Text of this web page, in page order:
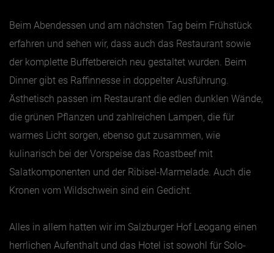
Beim Abendessen und am nächsten Tag beim Frühstück
erfahren und sehen wir, dass auch das Restaurant sowie
der komplette Buffetbereich neu gestaltet wurden. Beim
Dinner gibt es Raffinnesse in doppelter Ausführung.
Ästhetisch passen im Restaurant die edlen dunklen Wände,
die grünen Pflanzen und zahlreichen Lampen, die für
warmes Licht sorgen, ebenso gut zusammen, wie
kulinarisch bei der Vorspeise das Roastbeef mit
Salatkomponenten und der Ribisel-Marmelade. Auch die
Kronen vom Wildschwein sind ein Gedicht.
Alles in allem hatten wir im Salzburger Hof Leogang einen
herrlichen Aufenthalt und das Hotel ist sowohl für Solo-